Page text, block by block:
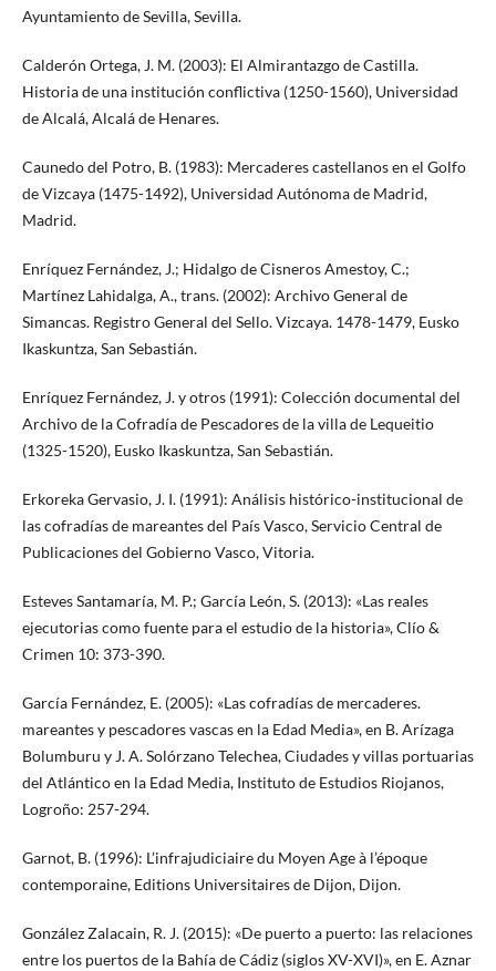
Ayuntamiento de Sevilla, Sevilla.
Calderón Ortega, J. M. (2003): El Almirantazgo de Castilla.
Historia de una institución conflictiva (1250-1560), Universidad
de Alcalá, Alcalá de Henares.
Caunedo del Potro, B. (1983): Mercaderes castellanos en el Golfo
de Vizcaya (1475-1492), Universidad Autónoma de Madrid,
Madrid.
Enríquez Fernández, J.; Hidalgo de Cisneros Amestoy, C.;
Martínez Lahidalga, A., trans. (2002): Archivo General de
Simancas. Registro General del Sello. Vizcaya. 1478-1479, Eusko
Ikaskuntza, San Sebastián.
Enríquez Fernández, J. y otros (1991): Colección documental del
Archivo de la Cofradía de Pescadores de la villa de Lequeitio
(1325-1520), Eusko Ikaskuntza, San Sebastián.
Erkoreka Gervasio, J. I. (1991): Análisis histórico-institucional de
las cofradías de mareantes del País Vasco, Servicio Central de
Publicaciones del Gobierno Vasco, Vitoria.
Esteves Santamaría, M. P.; García León, S. (2013): «Las reales
ejecutorias como fuente para el estudio de la historia», Clío &
Crimen 10: 373-390.
García Fernández, E. (2005): «Las cofradías de mercaderes.
mareantes y pescadores vascas en la Edad Media», en B. Arízaga
Bolumburu y J. A. Solórzano Telechea, Ciudades y villas portuarias
del Atlántico en la Edad Media, Instituto de Estudios Riojanos,
Logroño: 257-294.
Garnot, B. (1996): L’infrajudiciaire du Moyen Age à l’époque
contemporaine, Editions Universitaires de Dijon, Dijon.
González Zalacain, R. J. (2015): «De puerto a puerto: las relaciones
entre los puertos de la Bahía de Cádiz (siglos XV-XVI)», en E. Aznar